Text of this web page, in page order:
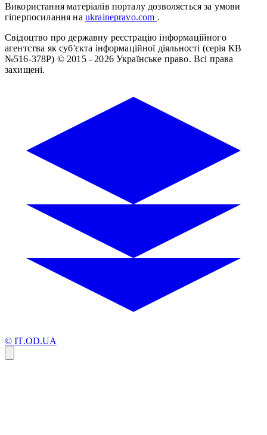
Використання матеріалів порталу дозволяється за умови
гіперпосилання на ukrainepravo.com .
Свідоцтво про державну реєстрацію інформаційного
агентства як суб'єкта інформаційної діяльності (серія КВ
№516-378Р) © 2015 - 2026 Українське право. Всі права
захищені.
© IT.OD.UA